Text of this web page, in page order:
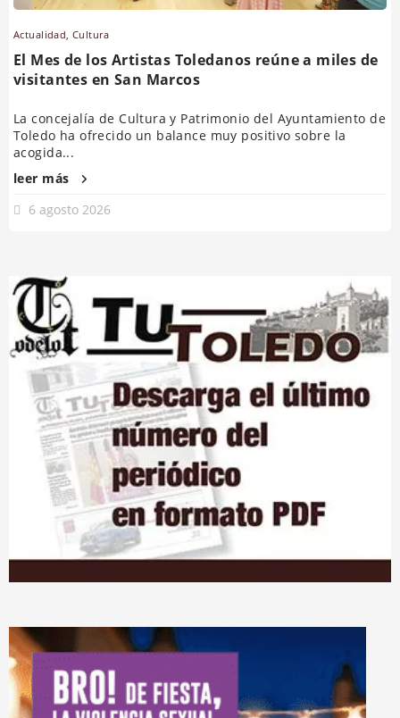
Actualidad,Cultura
El Mes de los Artistas Toledanos reúne a miles de
visitantes en San Marcos
La concejalía de Cultura y Patrimonio del Ayuntamiento de
Toledo ha ofrecido un balance muy positivo sobre la
acogida...
leer más
6 agosto 2026